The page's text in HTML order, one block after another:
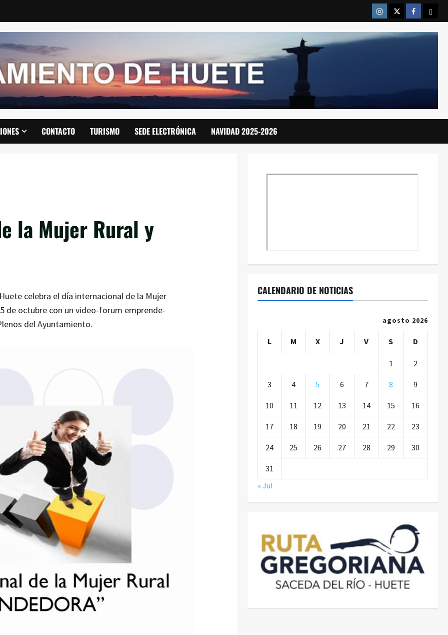
Instragram
TwitterFacebook
CONTACTO TURISMO SEDE ELECTRÓNICA NAVIDAD 2025-2026
la Mujer Rural y
celebra el día internacional de la Mujer
de octubre con un video-forum emprende-
del Ayuntamiento.
CALENDARIO DE NOTICIAS
agosto 2026
L M X J V S D
1 2
3 4 5 6 7 8 9
10 11 12 13 14 15 16
17 18 19 20 21 22 23
24 25 26 27 28 29 30
31
« Jul